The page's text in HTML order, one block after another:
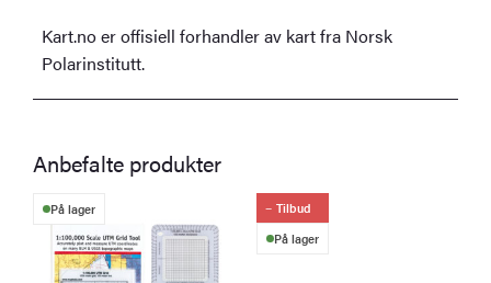
Kart.no er offisiell forhandler av kart fra Norsk
Polarinstitutt.
Anbefalte produkter
På lager
Tilbud
På lager